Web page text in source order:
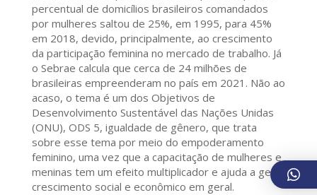
percentual de domicílios brasileiros comandados
por mulheres saltou de 25%, em 1995, para 45%
em 2018, devido, principalmente, ao crescimento
da participação feminina no mercado de trabalho. Já
o Sebrae calcula que cerca de 24 milhões de
brasileiras empreenderam no país em 2021. Não ao
acaso, o tema é um dos Objetivos de
Desenvolvimento Sustentável das Nações Unidas
(ONU), ODS 5, igualdade de gênero, que trata
sobre esse tema por meio do empoderamento
feminino, uma vez que a capacitação de mulheres e
meninas tem um efeito multiplicador e ajuda a gerar
crescimento social e econômico em geral.